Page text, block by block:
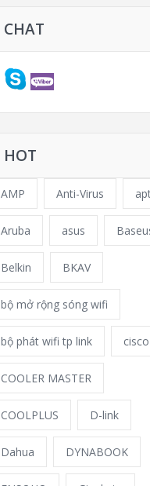
CHAT
HOT
AMP Anti-Virus
Aruba asus
Belkin BKAV
bộ mở rộng sóng wifi
bộ phát wifi tp link cisco
COOLER MASTER
COOLPLUS D-link
Dahua DYNABOOK